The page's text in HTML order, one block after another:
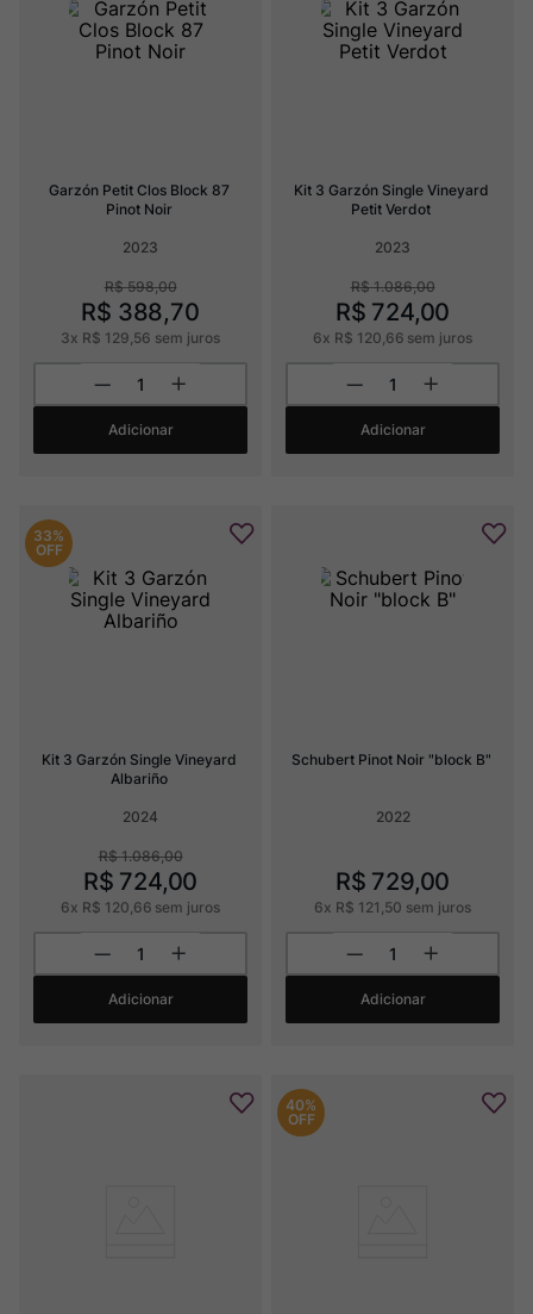
Garzón Petit Clos Block 87
Pinot Noir
2023
R$ 598,00
R$ 388,70
3x R$ 129 56 sem juros
Adicionar
Kit 3 Garzón Single Vineyard
Petit Verdot
2023
R$ 1.086,00
R$ 724,00
6x R$ 120 66 sem juros
Adicionar
33%
OFF
Kit 3 Garzón Single Vineyard
Albariño
2024
R$ 1.086,00
R$ 724,00
6x R$ 120 66 sem juros
Adicionar
Schubert Pinot Noir "block B"
2022
R$ 729,00
6x R$ 121 50 sem juros
Adicionar
40%
OFF
Rocim
Ver Sacrum